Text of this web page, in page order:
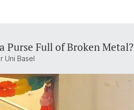
Purse Full of Broken Metal?
Uni Basel